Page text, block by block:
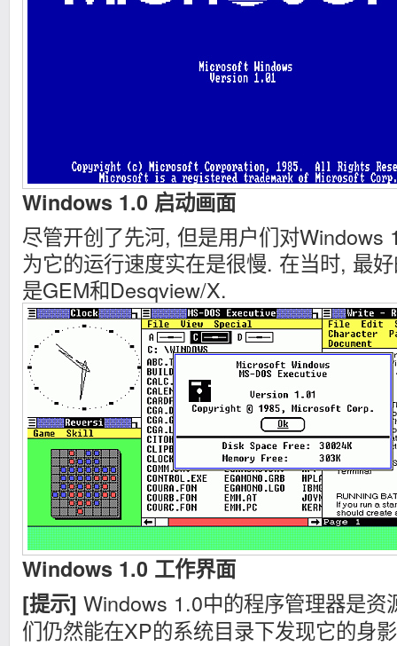
Windows 1.0 启动画面
尽管开创了先河, 但是用户们对Windows
为它的运行速度实在是很慢. 在当时, 最
是GEM和Desqview/X.
Windows 1.0 工作界面
[提示] Windows 1.0中的程序管理器是资
们仍然能在XP的系统目录下发现它的身